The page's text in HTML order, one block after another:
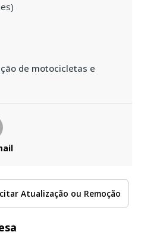
de motocicletas e
Atualização ou Remoção